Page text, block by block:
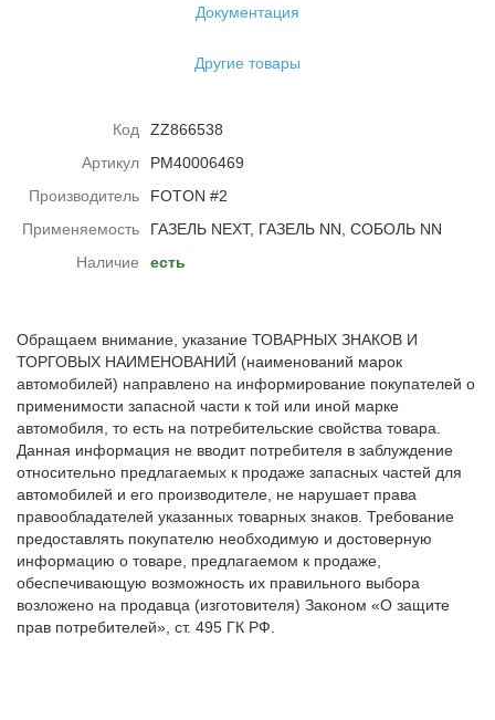
Документация
Другие товары
Код
ZZ866538
Артикул
PM40006469
Производитель
FOTON #2
Применяемость
ГАЗЕЛЬ NEXT, ГАЗЕЛЬ NN, СОБОЛЬ NN
Наличие
есть
Обращаем внимание, указание ТОВАРНЫХ ЗНАКОВ И
ТОРГОВЫХ НАИМЕНОВАНИЙ (наименований марок
автомобилей) направлено на информирование покупателей о
применимости запасной части к той или иной марке
автомобиля, то есть на потребительские свойства товара.
Данная информация не вводит потребителя в заблуждение
относительно предлагаемых к продаже запасных частей для
автомобилей и его производителе, не нарушает права
правообладателей указанных товарных знаков. Требование
предоставлять покупателю необходимую и достоверную
информацию о товаре, предлагаемом к продаже,
обеспечивающую возможность их правильного выбора
возложено на продавца (изготовителя) Законом «О защите
прав потребителей», ст. 495 ГК РФ.